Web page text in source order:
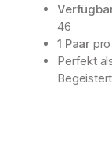
46
1 Paar
Perfekt